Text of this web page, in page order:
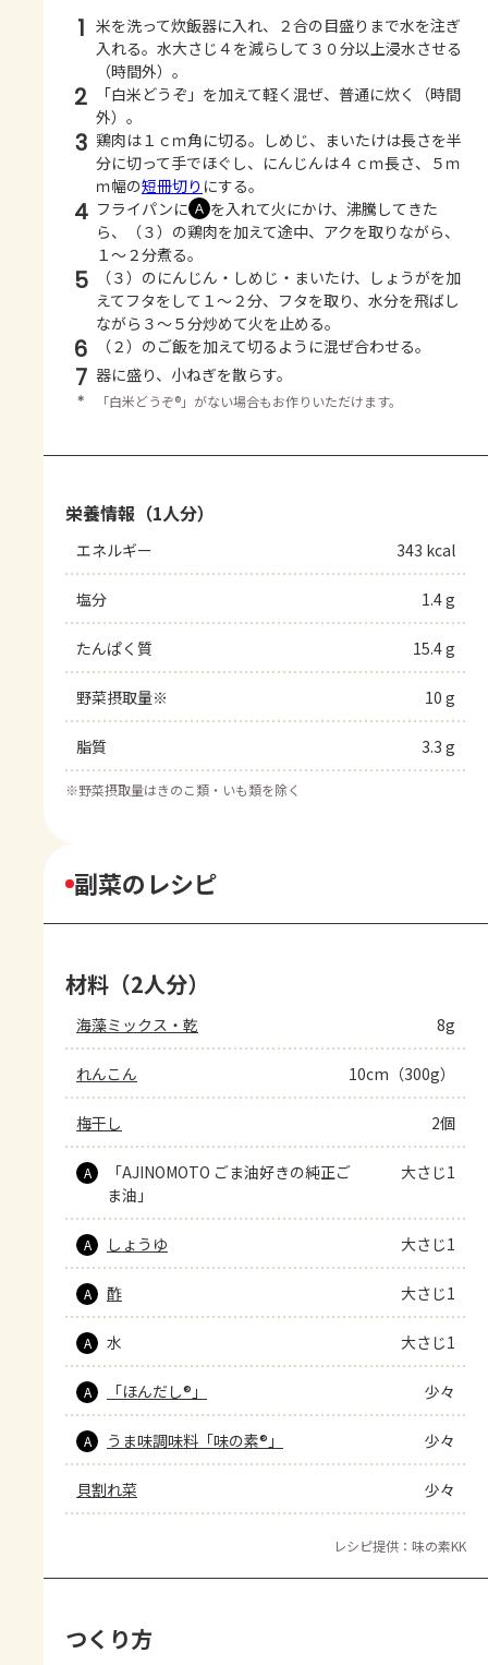
1 米を洗って炊飯器に入れ、２合の目盛りまで水を注ぎ
入れる。水大さじ４を減らして３０分以上浸水させる
（時間外）。
2
「白米どうぞ」を加えて軽く混ぜ、普通に炊く（時間
外）。
3 鶏肉は１ｃｍ角に切る。しめじ、まいたけは長さを半
分に切って手でほぐし、にんじんは４ｃｍ長さ、５ｍ
ｍ幅の短冊切り にする。
4 フライパンに Ａ を入れて火にかけ、沸騰してきた
ら、（３）の鶏肉を加えて途中、アクを取りながら、
１～２分煮る。
5
（３）のにんじん・しめじ・まいたけ、しょうがを加
えてフタをして１～２分、フタを取り、水分を飛ばし
ながら３～５分炒めて火を止める。
6 （２）のご飯を加えて切るように混ぜ合わせる。
7 器に盛り、小ねぎを散らす。
＊ 「白米どうぞ®」がない場合もお作りいただけます。
栄養情報（1人分）
エネルギー 343 kcal
塩分 1.4 g
たんぱく質 15.4 g
野菜摂取量※ 10 g
脂質 3.3 g
※野菜摂取量はきのこ類・いも類を除く
副菜のレシピ
材料（2人分）
海藻ミックス・乾 8g
れんこん 10cm（300g）
梅干し 2個
A
「AJINOMOTO ごま油好きの純正ご
ま油」
大さじ1
A しょうゆ 大さじ1
A 酢 大さじ1
A 水 大さじ1
A 「ほんだし®」 少々
A うま味調味料「味の素®」 少々
貝割れ菜 少々
レシピ提供：味の素KK
つくり方